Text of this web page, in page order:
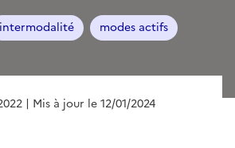
intermodalité modes actifs
| Mis à jour le 12/01/2024